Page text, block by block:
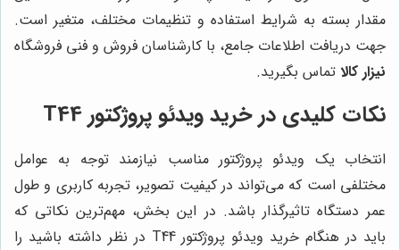
مقدار بسته به شرایط استفاده و تنظیمات مختلف، متغیر است.
جهت دریافت اطلاعات جامع، با کارشناسان فروش و فنی فروشگاه
نیزار کالا تماس بگیرید.
نکات کلیدی در خرید ویدئو پروژکتور T44
انتخاب یک ویدئو پروژکتور مناسب نیازمند توجه به عوامل
مختلفی است که می‌تواند در کیفیت تصویر، تجربه کاربری و طول
عمر دستگاه تاثیرگذار باشد. در این بخش، مهم‌ترین نکاتی که
باید در هنگام خرید ویدئو پروژکتور T44 در نظر داشته باشید را